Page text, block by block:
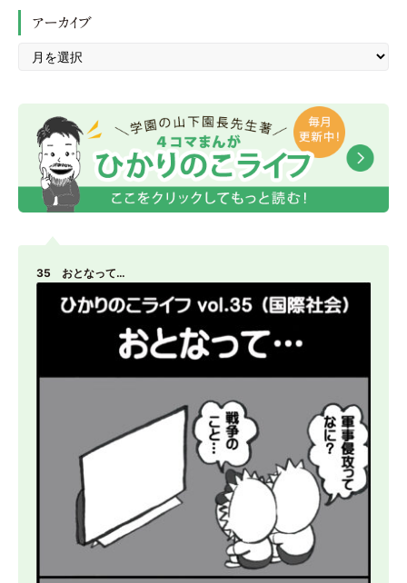
アーカイブ
35 おとなって…